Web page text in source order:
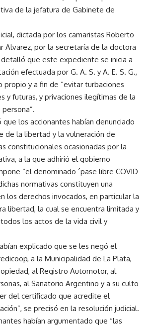
de la jefatura de Gabinete de
dictada por los camaristas Roberto
Alvarez, por la secretaría de la doctora
detalló que este expediente se inicia a
efectuada por G. A. S. y A. E. S. G.,
propio y a fin de “evitar turbaciones
y futuras, y privaciones ilegítimas de la
los accionantes habían denunciado
de la libertad y la vulneración de
constitucionales ocasionadas por la
a la que adhirió el gobierno
“el denominado ´pase libre COVID
normativas constituyen una
los derechos invocados, en particular la
libertad, la cual se encuentra limitada y
los actos de la vida civil y
explicado que se les negó el
a la Municipalidad de La Plata,
al Registro Automotor, al
al Sanatorio Argentino y a su culto
del certificado que acredite el
se precisó en la resolución judicial.
habían argumentado que “las